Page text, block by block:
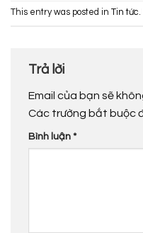
This entry was posted in Tin tức
Trả lời
Email của bạn sẽ
Các trường bắt buộc
Bình luận *